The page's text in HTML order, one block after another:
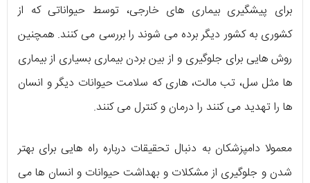
برای پیشگیری بیماری های خارجی، توسط حیواناتی که از
کشوری به کشور دیگر برده می شوند را بررسی می کنند. همچنین
روش هایی برای جلوگیری و از بین بردن بیماری بسیاری از بیماری
ها مثل سل، تب مالت، هاری که سلامت حیوانات دیگر و انسان
ها را تهدید می کنند را درمان و کنترل می کنند.
معمولا دامپزشکان به دنبال تحقیقات درباره راه هایی برای بهتر
شدن و جلوگیری از مشکلات و بهداشت حیوانات و انسان ها می